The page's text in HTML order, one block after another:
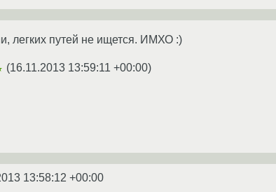
легких путей не ищется. ИМХО :)
(16.11.2013 13:59:11 +00:00)
13:58:12 +00:00